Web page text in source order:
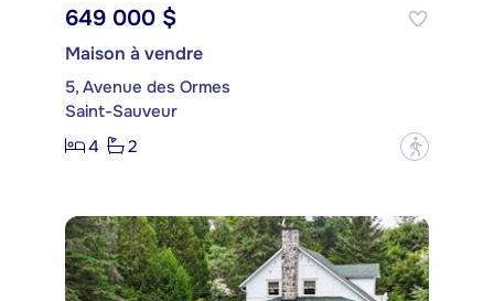
649 000 $
Maison à vendre
5, Avenue des Ormes
Saint-Sauveur
4
2 ?